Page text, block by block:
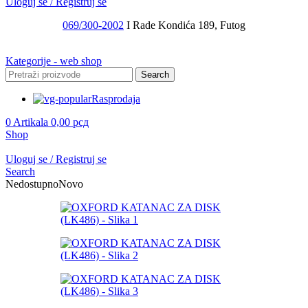
069/300-2002 I Rade Kondića 189, Futog
Kategorije - web shop
Search
Rasprodaja
0 Artikala 0,00 рсд
Shop
Uloguj se / Registruj se
Search
NedostupnoNovo